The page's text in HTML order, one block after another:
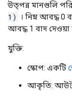
উত্পন্ন মানগুলি
1)
। নিম্ন আবদ্ধ 0
আবদ্ধ 1 বাদ দেওয়া
যুক্তি:
স্কোপ: একটি
আকৃতি: